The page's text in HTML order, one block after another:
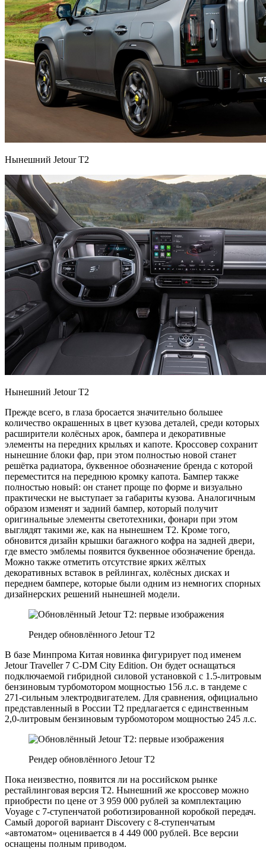
Нынешний Jetour T2
Нынешний Jetour T2
Прежде всего, в глаза бросается значительно большее
количество окрашенных в цвет кузова деталей, среди которых
расширители колёсных арок, бампера и декоративные
элементы на передних крыльях и капоте. Кроссовер сохранит
нынешние блоки фар, при этом полностью новой станет
решётка радиатора, буквенное обозначение бренда с которой
переместится на переднюю кромку капота. Бампер также
полностью новый: он станет проще по форме и визуально
практически не выступает за габариты кузова. Аналогичным
образом изменят и задний бампер, который получит
оригинальные элементы светотехники, фонари при этом
выглядят такими же, как на нынешнем Т2. Кроме того,
обновится дизайн крышки багажного кофра на задней двери,
где вместо эмблемы появится буквенное обозначение бренда.
Можно также отметить отсутствие ярких жёлтых
декоративных вставок в рейлингах, колёсных дисках и
переднем бампере, которые были одним из немногих спорных
дизайнерских решений нынешней модели.
Рендер обновлённого Jetour T2
В базе Минпрома Китая новинка фигурирует под именем
Jetour Traveller 7 C-DM City Edition. Он будет оснащаться
подключаемой гибридной силовой установкой с 1.5-литровым
бензиновым турбомотором мощностью 156 л.с. в тандеме с
271-сильным электродвигателем. Для сравнения, официально
представленный в России Т2 предлагается с единственным
2,0-литровым бензиновым турбомотором мощностью 245 л.с.
Рендер обновлённого Jetour T2
Пока неизвестно, появится ли на российском рынке
рестайлинговая версия Т2. Нынешний же кроссовер можно
приобрести по цене от 3 959 000 рублей за комплектацию
Voyage с 7-ступенчатой роботизированной коробкой передач.
Самый дорогой вариант Discovery с 8-ступенчатым
«автоматом» оценивается в 4 449 000 рублей. Все версии
оснащены полным приводом.